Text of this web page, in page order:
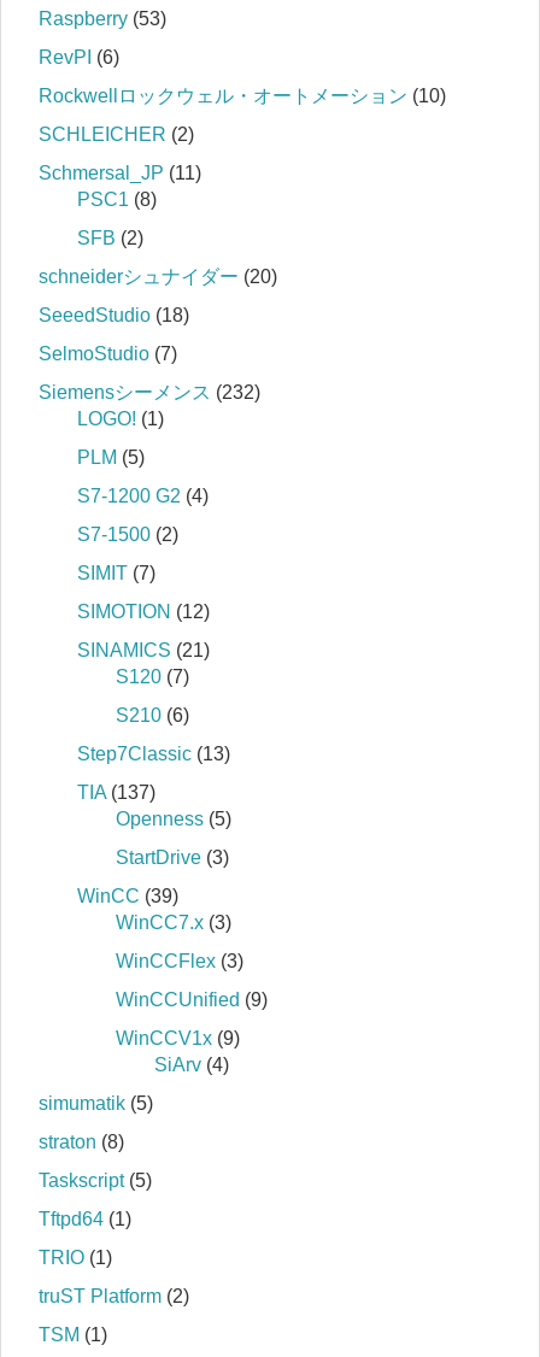
Raspberry (53)
RevPI (6)
Rockwellロックウェル・オートメーション (10)
SCHLEICHER (2)
Schmersal_JP (11)
PSC1 (8)
SFB (2)
schneiderシュナイダー (20)
SeeedStudio (18)
SelmoStudio (7)
Siemensシーメンス (232)
LOGO! (1)
PLM (5)
S7‐1200 G2 (4)
S7‐1500 (2)
SIMIT (7)
SIMOTION (12)
SINAMICS (21)
S120 (7)
S210 (6)
Step7Classic (13)
TIA (137)
Openness (5)
StartDrive (3)
WinCC (39)
WinCC7.x (3)
WinCCFlex (3)
WinCCUnified (9)
WinCCV1x (9)
SiArv (4)
simumatik (5)
straton (8)
Taskscript(5)
Tftpd64 (1)
TRIO (1)
truST Platform (2)
TSM (1)